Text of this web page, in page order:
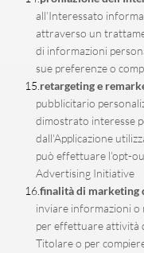
all’Interessato
attraverso un
di informazioni
sue preferenze o
retargeting e
pubblicitario
dimostrato interesse
dall'Applicazione
può effettuare l’opt-
Advertising Initiative
finalità di marketing
inviare informazioni o
per effettuare attività
Titolare o per